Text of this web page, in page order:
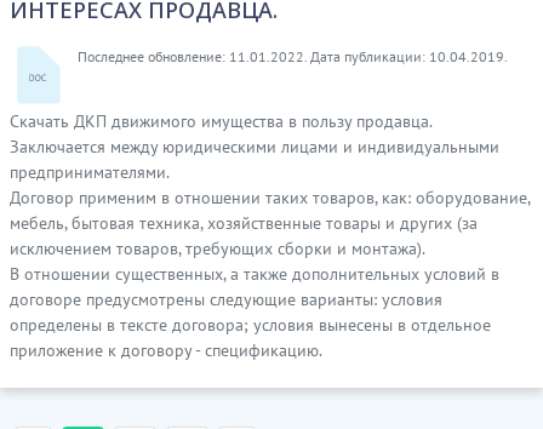
ИНТЕРЕСАХ ПРОДАВЦА.
Последнее обновление: 11.01.2022. Дата публикации: 10.04.2019.
Скачать ДКП движимого имущества в пользу продавца.
Заключается между юридическими лицами и индивидуальными
предпринимателями.
Договор применим в отношении таких товаров, как: оборудование,
мебель, бытовая техника, хозяйственные товары и других (за
исключением товаров, требующих сборки и монтажа).
В отношении существенных, а также дополнительных условий в
договоре предусмотрены следующие варианты: условия
определены в тексте договора; условия вынесены в отдельное
приложение к договору - спецификацию.